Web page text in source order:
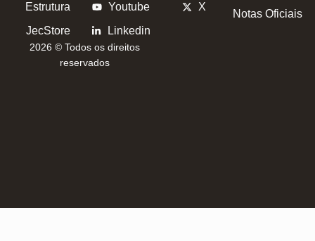
Estrutura
JecStore
Youtube
Linkedin
X
Notas Oficiais
2026 © Todos os direitos
reservados